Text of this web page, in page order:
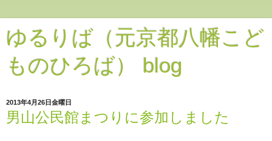
ゆるりば（元京都八幡こど
ものひろば） blog
2013年4月26日金曜日
男山公民館まつりに参加しました